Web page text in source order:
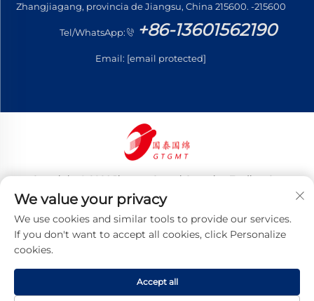
Zhangjiagang, provincia de Jiangsu, China 215600. -215600
Tel/WhatsApp: +86-13601562190
Email: [email protected]
Copyright © 2026 Jiangsu Guotai Guomian Trading Co.,
Ltd. Todos los derechos reservados
Política de privacidad
We value your privacy
We use cookies and similar tools to provide our services.
If you don't want to accept all cookies, click Personalize
cookies.
Accept all